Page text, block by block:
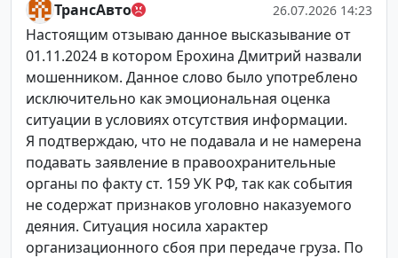
ТрансАвто 26.07.2026 14:23
Настоящим отзываю данное высказывание от
01.11.2024 в котором Ерохина Дмитрий назвали
мошенником. Данное слово было употреблено
исключительно как эмоциональная оценка
ситуации в условиях отсутствия информации.
Я подтверждаю, что не подавала и не намерена
подавать заявление в правоохранительные
органы по факту ст. 159 УК РФ, так как события
не содержат признаков уголовно наказуемого
деяния. Ситуация носила характер
организационного сбоя при передаче груза. По